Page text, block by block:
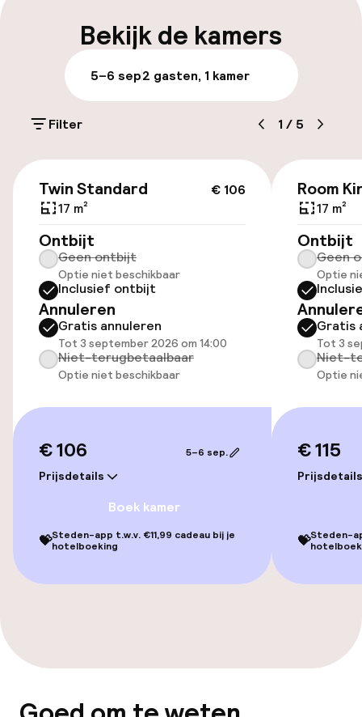
Parkeren & mobiliteit
Parkeergelegenheid op eigen terrein
(buiten)
Openbaar parkeren
Fietsverhuur
Toegankelijkheid
Overal rolstoeltoegankelijk
Zwemmen & wellness
Fitnessruimte / gym
Entertainment
Gratis wifi
Bekijk de kamers
5–6 sep2 gasten, 1 kamer
Filter 1 / 5
€ 106
Twin Standard
17 m²
Ontbijt
Geen ontbijt
Optie niet beschikbaar
Inclusief ontbijt
Annuleren
Gratis annuleren
Tot 3 september 2026 om 14:00
Niet-terugbetaalbaar
Optie niet beschikbaar
€ 106
Prijsdetails
5–6 sep.
Boek kamer
💝Steden-app t.w.v. €11,99 cadeau bij je
hotelboeking
Room
17 m²
Ontbijt
Geen
Optie
Gratis
Tot 3
Niet-
Optie
€ 115
Prijsdetails
💝Steden-